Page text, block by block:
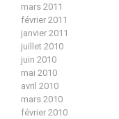
mars 2011
février 2011
janvier 2011
juillet 2010
juin 2010
mai 2010
avril 2010
mars 2010
février 2010